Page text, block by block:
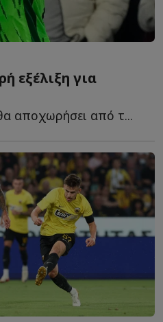
εξέλιξη για
αποχωρήσει από τ...